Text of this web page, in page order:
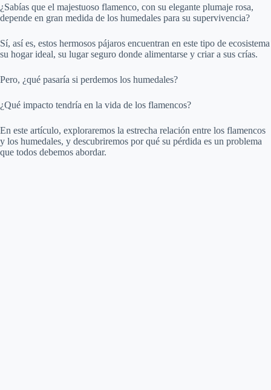
y
V
i
¿Sabías que el majestuoso flamenco, con su elegante plumaje rosa,
depende en gran medida de los humedales para su supervivencia?
Sí, así es, estos hermosos pájaros encuentran en este tipo de ecosistema
su hogar ideal, su lugar seguro donde alimentarse y criar a sus crías.
Pero, ¿qué pasaría si perdemos los humedales?
¿Qué impacto tendría en la vida de los flamencos?
En este artículo, exploraremos la estrecha relación entre los flamencos
y los humedales, y descubriremos por qué su pérdida es un problema
que todos debemos abordar.